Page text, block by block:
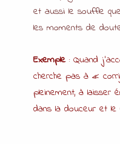
et aussi le souffle
les moments de
Exemple: Quand
cherche pas à «
pleinement, à laisser
dans la douceur et